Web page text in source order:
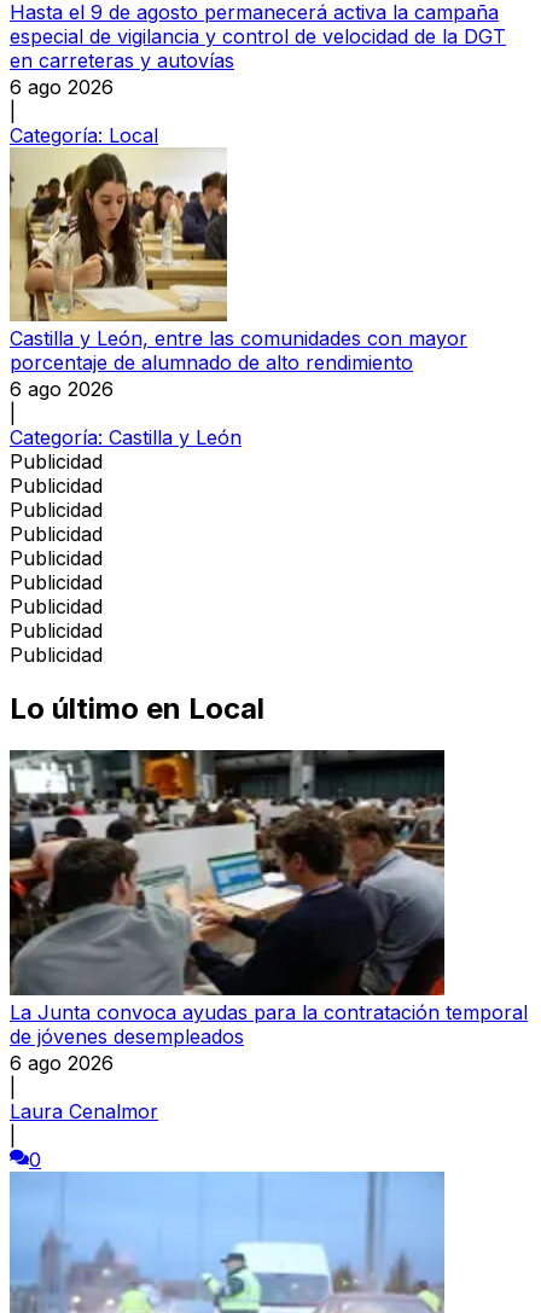
Hasta el 9 de agosto permanecerá activa la campaña
especial de vigilancia y control de velocidad de la DGT
en carreteras y autovías
6 ago 2026
Categoría: Local
Castilla y León, entre las comunidades con mayor
porcentaje de alumnado de alto rendimiento
6 ago 2026
Categoría: Castilla y León
Publicidad
Publicidad
Publicidad
Publicidad
Publicidad
Publicidad
Publicidad
Publicidad
Publicidad
Lo último en Local
La Junta convoca ayudas para la contratación temporal
de jóvenes desempleados
6 ago 2026
Laura Cenalmor
0